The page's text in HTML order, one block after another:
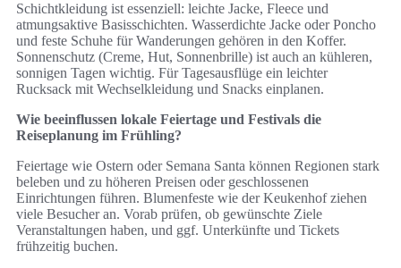
Schichtkleidung ist essenziell: leichte Jacke, Fleece und
atmungsaktive Basisschichten. Wasserdichte Jacke oder Poncho
und feste Schuhe für Wanderungen gehören in den Koffer.
Sonnenschutz (Creme, Hut, Sonnenbrille) ist auch an kühleren,
sonnigen Tagen wichtig. Für Tagesausflüge ein leichter
Rucksack mit Wechselkleidung und Snacks einplanen.
Wie beeinflussen lokale Feiertage und Festivals die
Reiseplanung im Frühling?
Feiertage wie Ostern oder Semana Santa können Regionen stark
beleben und zu höheren Preisen oder geschlossenen
Einrichtungen führen. Blumenfeste wie der Keukenhof ziehen
viele Besucher an. Vorab prüfen, ob gewünschte Ziele
Veranstaltungen haben, und ggf. Unterkünfte und Tickets
frühzeitig buchen.